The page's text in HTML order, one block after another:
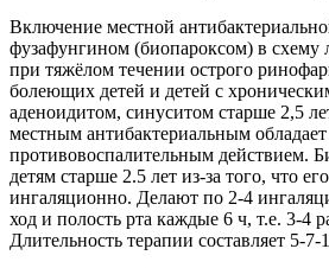
Включение местной
фузафунгином (биопароксом) в схему
при тяжёлом течении острого
болеющих детей и детей с
аденоидитом, синуситом старше 2,5
местным антибактериальным
противовоспалительным действием.
детям старше 2.5 лет из-за того, что
ингаляционно. Делают по 2-4
ход и полость рта каждые 6 ч, т.е. 3-4
Длительность терапии составляет 5-7-